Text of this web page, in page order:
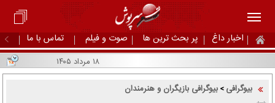
اخبار داغ پر بحث ترین ها صوت و فیلم تماس با ما
۱۸ مرداد ۱۴۰۵
بیوگرافی > بیوگرافی بازیگران و هنرمندان